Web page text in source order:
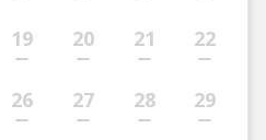
19 20 21 22
26 27 28 29